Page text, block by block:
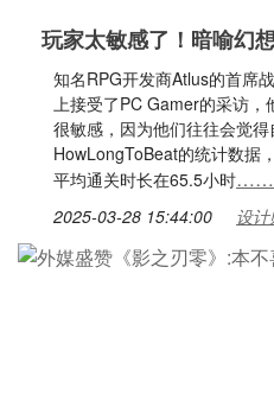
玩家太敏感了！暗喻幻
知名RPG开发商Atlus的首席
上接受了PC Gamer的采访
很敏感，因为他们往往会觉
HowLongToBeat的统计数据
平均通关时长在65.5小时……
2025-03-28 15:44:00 设